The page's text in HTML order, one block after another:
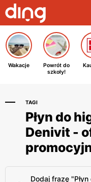
Wakacje
Powrót do
szkoły!
TAGI
Płyn do
Denivit -
Dodaj frazę